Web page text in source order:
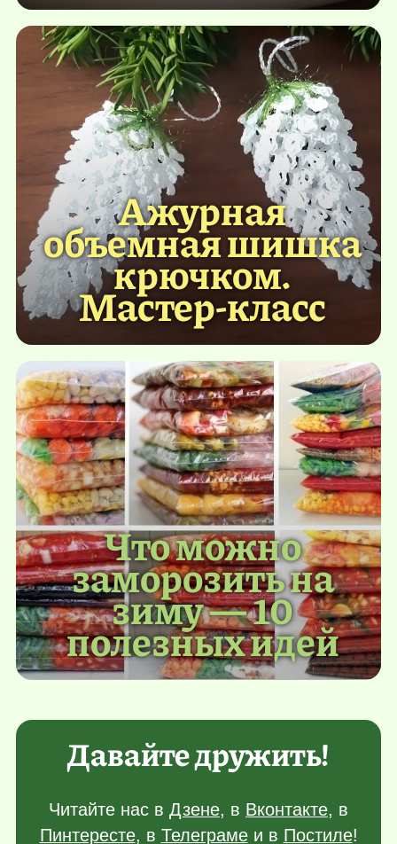
Ажурная
объемная шишка
крючком.
Мастер-класс
Что можно
заморозить на
зиму — 10
полезных идей
Давайте дружить!
Читайте нас в Дзене, в Вконтакте, в
Пинтересте, в Телеграмеи в Постиле!